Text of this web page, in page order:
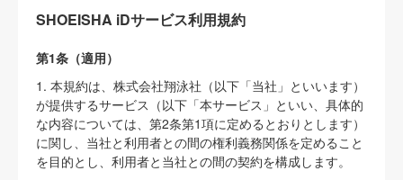
SHOEISHA iDサービス利用規約
第1条（適用）
1. 本規約は、株式会社翔泳社（以下「当社」といいます）
が提供するサービス（以下「本サービス」といい、具体的
な内容については、第2条第1項に定めるとおりとします）
に関し、当社と利用者との間の権利義務関係を定めること
を目的とし、利用者と当社との間の契約を構成します。